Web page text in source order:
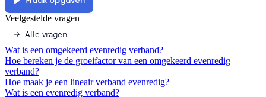
Veelgestelde vragen
Alle vragen
Wat is een omgekeerd evenredig verband?
Hoe bereken je de groeifactor van een omgekeerd evenredig
verband?
Hoe maak je een lineair verband evenredig?
Wat is een evenredig verband?